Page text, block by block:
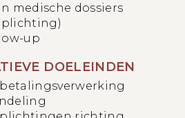
medische dossiers
up
DOELEINDEN